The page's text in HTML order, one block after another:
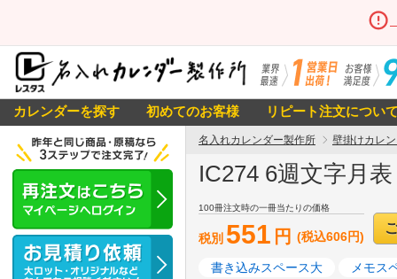
カレンダーを探す 初めてのお客様 リピート注文につい
名入れカレンダー製作所 壁掛けカレ
IC274 6週文字月
100冊注文時の一冊当たりの価格
税別 551 円 (税込606円)
書き込みスペース大 メモス